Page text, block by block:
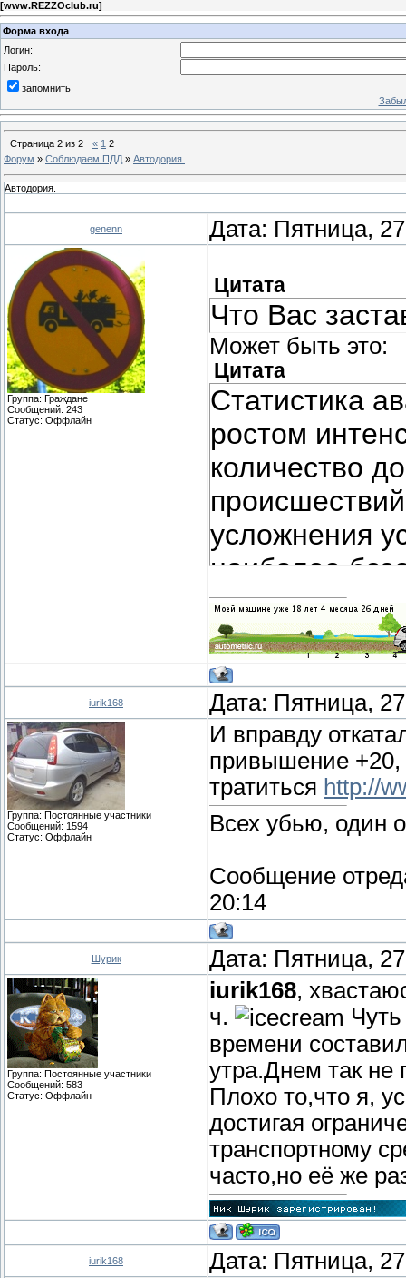
[www.REZZOclub.ru]
Форма входа
Логин:
Пароль:
запомнить
Страница 2 из 2 « 1 2
Форум » Соблюдаем ПДД » Автодория.
Автодория.
genenn Дата: Пятница,
Группа: Граждане
Сообщений: 243
Статус: Оффлайн
Цитата
Что Вас
Может быть это:
Цитата
Статистика
ростом
количество
усложнения
наиболее
скорости
сказать, что
отличается
ч в большую
вероятность
примерно в
совершения
Учитывая
скорость,
iurik168 Дата: Пятница,
Группа: Постоянные участники
Сообщений: 1594
Статус: Оффлайн
И вправду
привышение +20,
тратиться http://
Всех убью, один
Сообщение
20:14
Шурик Дата: Пятница,
Группа: Постоянные участники
Сообщений: 583
Статус: Оффлайн
iurik168,
ч.
времени
утра.Днем так не
Плохо то,что я,
достигая
транспортному
часто,но её же
iurik168 Дата: Пятница,